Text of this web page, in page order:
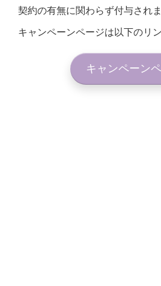
契約の有無に関わらず付与されま
キャンペーンページは以下のリン
キャンペーン